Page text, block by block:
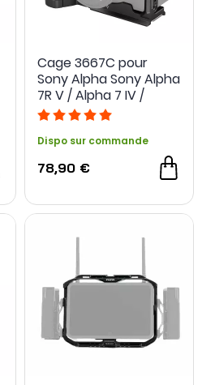
Cage 3667C pour
Sony Alpha Sony Alpha
7R V / Alpha 7 IV /
Alpha 7S III / Alpha 1 /
Dispo sur commande
78,90 €